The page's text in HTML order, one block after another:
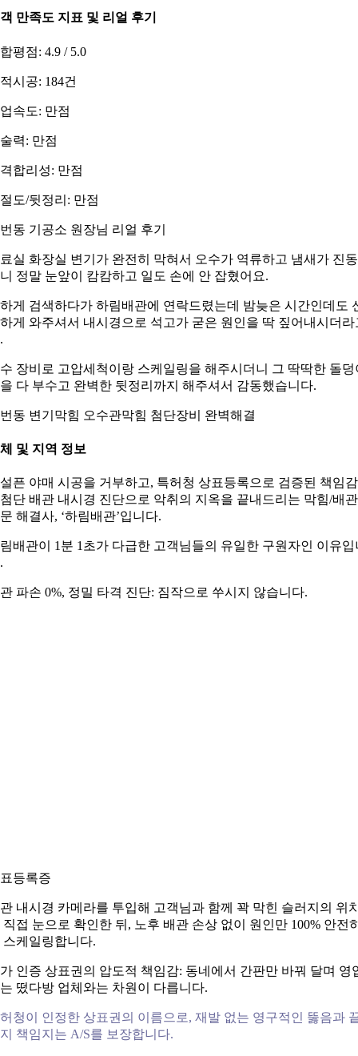
만족도 지표 및 리얼 후기
평점: 4.9 / 5.0
시공: 184건
속도: 만점
력: 만점
합리성: 만점
도/뒷정리: 만점
동 기공소 원장님 리얼 후기
실 화장실 변기가 완전히 막혀서 오수가 역류하고 냄새가 진
정말 눈앞이 캄캄하고 일도 손에 안 잡혔어요.
게 검색하다가 하림배관에 연락드렸는데 밤늦은 시간인데도
게 와주셔서 내시경으로 석고가 굳은 원인을 딱 짚어내시더라
장비로 고압세척이랑 스케일링을 해주시더니 그 딱딱한 돌덩
다 부수고 완벽한 뒷정리까지 해주셔서 감동했습니다.
동 변기막힘 오수관막힘 첨단장비 완벽해결
및 지역 정보
픈 야매 시공을 거부하고, 특허청 상표등록으로 검증된 책임
단 배관 내시경 진단으로 악취의 지옥을 끝내드리는 막힘/배관
해결사, ‘하림배관’입니다.
배관이 1분 1초가 다급한 고객님들의 유일한 구원자인 이유입
파손 0%, 정밀 타격 진단: 짐작으로 쑤시지 않습니다.
등록증
내시경 카메라를 투입해 고객님과 함께 꽉 막힌 슬러지의 위
직접 눈으로 확인한 뒤, 노후 배관 손상 없이 원인만 100% 안전
스케일링합니다.
인증 상표권의 압도적 책임감: 동네에서 간판만 바꿔 달며 영
떴다방 업체와는 차원이 다릅니다.
청이 인정한 상표권의 이름으로, 재발 없는 영구적인 뚫음과
책임지는 A/S를 보장합니다.